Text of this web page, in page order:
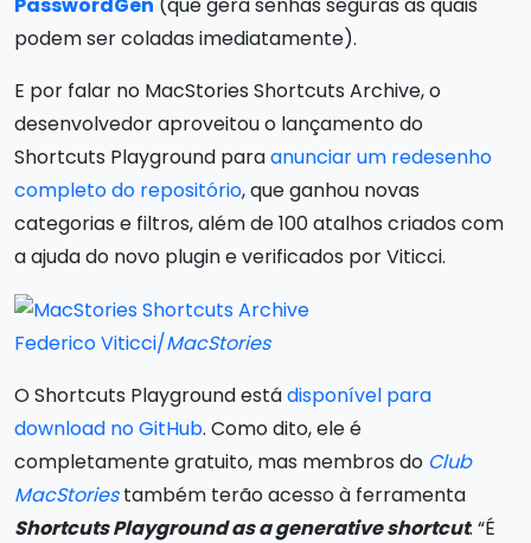
PasswordGen (que gera senhas seguras as quais
podem ser coladas imediatamente).
E por falar no MacStories Shortcuts Archive, o
desenvolvedor aproveitou o lançamento do
Shortcuts Playground paraanunciar um redesenho
completo do repositório, que ganhou novas
categorias e filtros, além de 100 atalhos criados com
a ajuda do novo plugin e verificados por Viticci.
Federico Viticci/MacStories
O Shortcuts Playground estádisponível para
download no GitHub. Como dito, ele é
completamente gratuito, mas membros do Club
MacStoriestambém terão acesso à ferramenta
Shortcuts Playground as a generative shortcut. “É